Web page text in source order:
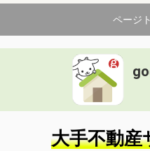
専有面積
間取り
1K
山形県米沢市駅前３丁目
価 格
住 所
山
専有面積
間取り
ワン
ページ
大手不動産